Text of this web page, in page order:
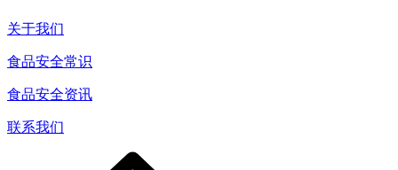
关于我们
食品安全常识
食品安全资讯
联系我们